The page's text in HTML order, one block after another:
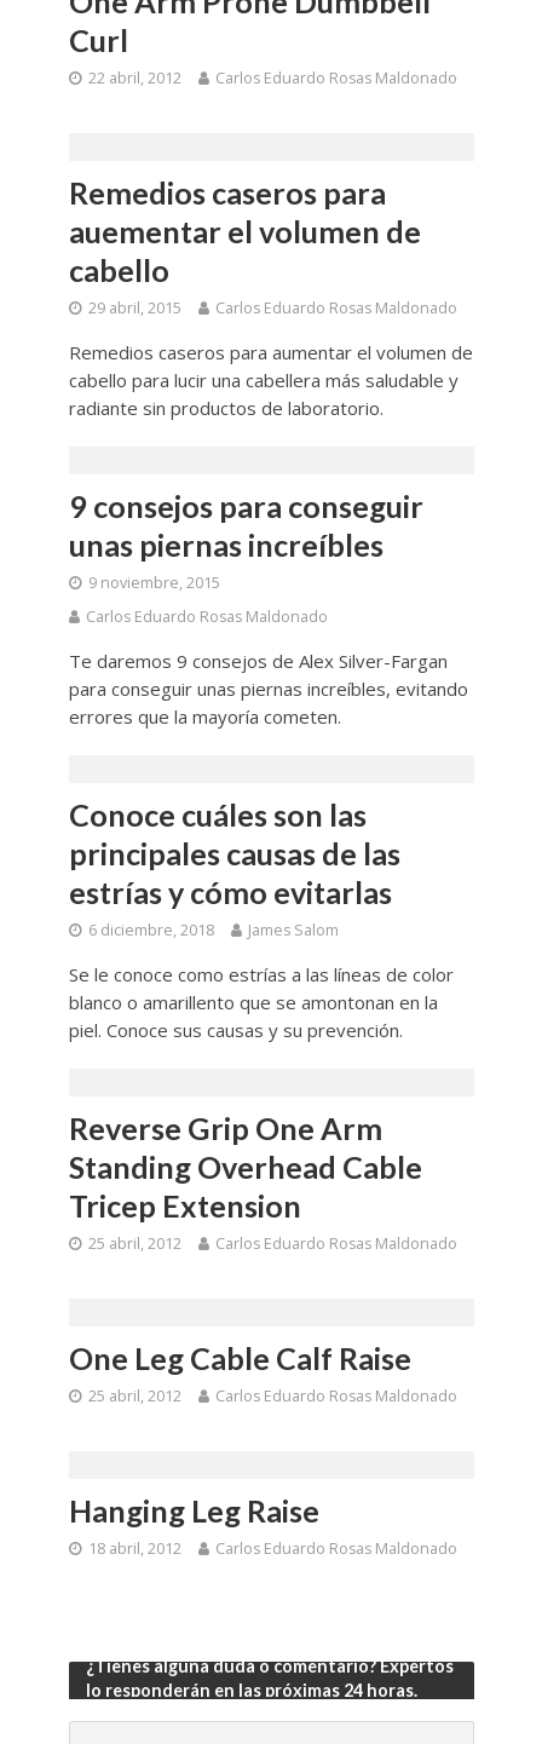
Curl
22 abril, 2012 Carlos Eduardo Rosas Maldonado
Remedios caseros para
auementar el volumen de
cabello
29 abril, 2015 Carlos Eduardo Rosas Maldonado
Remedios caseros para aumentar el volumen de
cabello para lucir una cabellera más saludable y
radiante sin productos de laboratorio.
9 consejos para conseguir
unas piernas increíbles
9 noviembre, 2015
Carlos Eduardo Rosas Maldonado
Te daremos 9 consejos de Alex Silver-Fargan
para conseguir unas piernas increíbles, evitando
errores que la mayoría cometen.
Conoce cuáles son las
principales causas de las
estrías y cómo evitarlas
6 diciembre, 2018 James Salom
Se le conoce como estrías a las líneas de color
blanco o amarillento que se amontonan en la
piel. Conoce sus causas y su prevención.
Reverse Grip One Arm
Standing Overhead Cable
Tricep Extension
25 abril, 2012 Carlos Eduardo Rosas Maldonado
One Leg Cable Calf Raise
25 abril, 2012 Carlos Eduardo Rosas Maldonado
Hanging Leg Raise
18 abril, 2012 Carlos Eduardo Rosas Maldonado
¿Tienes alguna duda o comentario? Expertos
lo responderán en las próximas 24 horas.